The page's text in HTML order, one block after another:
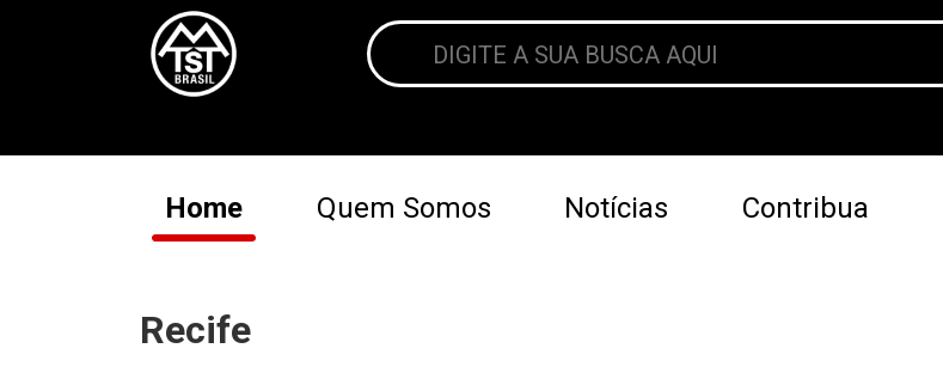
Home Quem Somos Notícias Contribua
Recife